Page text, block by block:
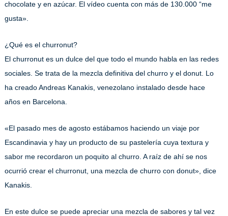
chocolate y en azúcar. El vídeo cuenta con más de 130.000 “me
gusta».
¿Qué es el churronut?
El churronut es un dulce del que todo el mundo habla en las redes
sociales. Se trata de la mezcla definitiva del churro y el donut. Lo
ha creado Andreas Kanakis, venezolano instalado desde hace
años en Barcelona.
«El pasado mes de agosto estábamos haciendo un viaje por
Escandinavia y hay un producto de su pastelería cuya textura y
sabor me recordaron un poquito al churro. A raíz de ahí se nos
ocurrió crear el churronut, una mezcla de churro con donut», dice
Kanakis.
En este dulce se puede apreciar una mezcla de sabores y tal vez